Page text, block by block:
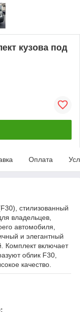
кузова под
Оплата
стилизованный
владельцев,
автомобиля,
и элегантный
Комплект включает
облик F30,
качество.